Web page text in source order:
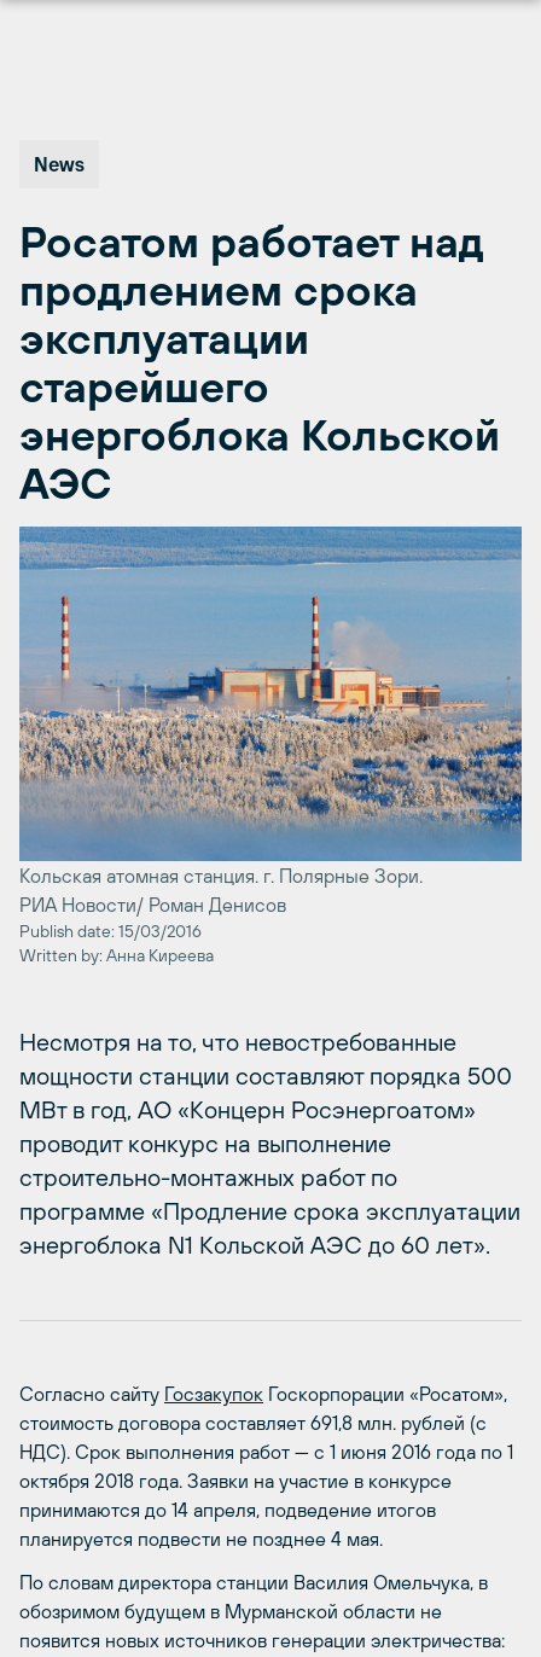
News
Росатом работает над
продлением срока
эксплуатации
старейшего
энергоблока Кольской
АЭС
Кольская атомная станция. г. Полярные Зори.
РИА Новости/ Роман Денисов
Publish date: 15/03/2016
Written by: Анна Киреева
Несмотря на то, что невостребованные
мощности станции составляют порядка 500
МВт в год, АО «Концерн Росэнергоатом»
проводит конкурс на выполнение
строительно-монтажных работ по
программе «Продление срока эксплуатации
энергоблока N1 Кольской АЭС до 60 лет».
Согласно сайту Госзакупок Госкорпорации «Росатом»,
стоимость договора составляет 691,8 млн. рублей (с
НДС). Срок выполнения работ — с 1 июня 2016 года по 1
октября 2018 года. Заявки на участие в конкурсе
принимаются до 14 апреля, подведение итогов
планируется подвести не позднее 4 мая.
По словам директора станции Василия Омельчука, в
обозримом будущем в Мурманской области не
появится новых источников генерации электричества: